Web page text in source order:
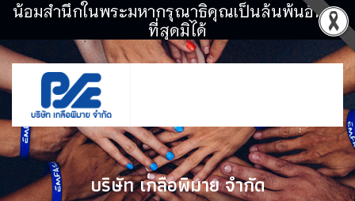
น้อมสำนึกในพระมหากรุณาธิคุณเป็นล้นพ้นอันหา
ที่สุดมิได้
บริษัท เกลือพิมาย จำกัด